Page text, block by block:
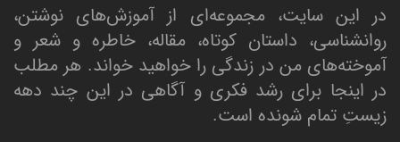
در این سایت، مجموعه‌ای از آموزش‌های نوشتن،
روانشناسی، داستان کوتاه، مقاله، خاطره و شعر و
آموخته‌های من در زندگی را خواهید خواند. هر مطلب
در اینجا برای رشد فکری و آگاهی در این چند دهه
زیستِ تمام شونده است.